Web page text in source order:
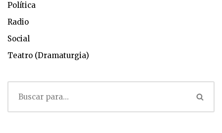
Política
Radio
Social
Teatro (Dramaturgia)